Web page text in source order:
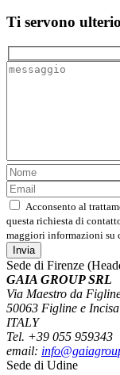
Ti servono
Acconsento al
questa richiesta di
maggiori informazioni su
Sede di Firenze
GAIA GROUP SRL
Via Maestro da
50063 Figline e
ITALY
Tel. +39 055 959343
email:
Sede di Udine